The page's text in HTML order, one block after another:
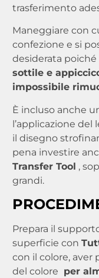
trasferimento
Maneggiare con
confezione e si
desiderata poiché
sottile e
impossibile
È incluso anche
l’applicazione
il disegno
pena investire
Transfer Tool ,
grandi.
Prepara il
superficie con
con il colore, aver
del colore per